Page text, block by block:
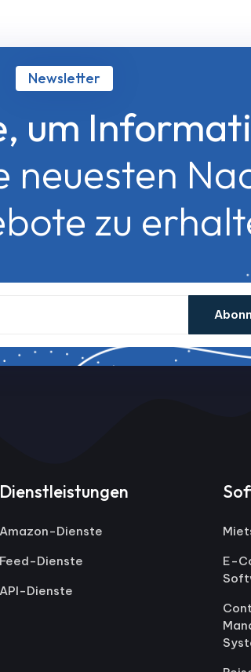
Newsletter
um
neuesten
zu
Dienstleistungen
Amazon-Dienste
Feed-Dienste
API-Dienste
E-